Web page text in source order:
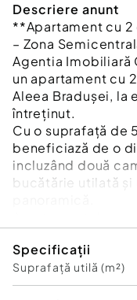
Descriere anunt
**Apartament cu 2
– Zona
Agentia Imobiliară
un apartament cu
Aleea Bradușei, la
întreținut.
Cu o suprafață de
beneficiază de o
incluzând două
bucătărie utilată și
televizor, având
confort termic
Finisajele sunt de
Specificații
Suprafață utilă (m²)